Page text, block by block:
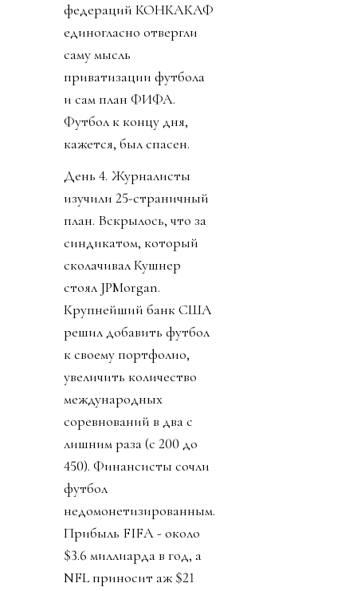
федераций КОНКАКАФ
единогласно отвергли
саму мысль
приватизации футбола
и сам план ФИФА.
Футбол к концу дня,
кажется, был спасен.
День 4. Журналисты
изучили 25-страничный
план. Вскрылось, что за
синдикатом, который
сколачивал Кушнер
стоял JPMorgan.
Крупнейший банк США
решил добавить футбол
к своему портфолио,
увеличить количество
международных
соревнований в два с
лишним раза (с 200 до
450). Финансисты сочли
футбол
недомонетизированным.
Прибыль FIFA - около
$3.6 миллиарда в год, а
NFL приносит аж $21